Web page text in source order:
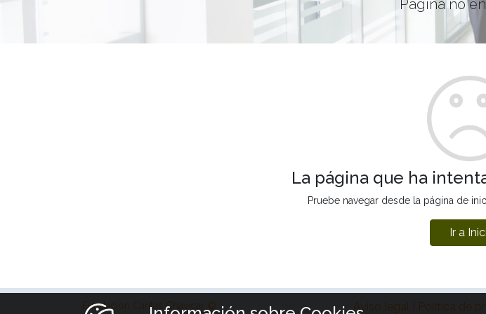
Página no
La página que ha
Pruebe navegar desde la página de
Ir a
Fundación Cáritas Chavicar © Aviso legal | Política de